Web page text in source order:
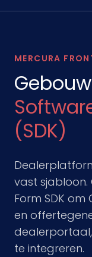
MERCURA
(SDK)
vast sjabloon.
Form SDK
en
te integreren.